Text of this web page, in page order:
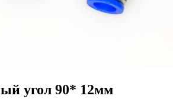
угол 90* 12мм